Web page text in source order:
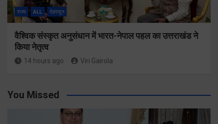
राज्य ALL देहरादून
वैश्विक संस्कृत अनुसंधान में भारत-नेपाल पहल का उत्तराखंड ने
किया नेतृत्व
14 hours ago Viri Gairola
You Missed